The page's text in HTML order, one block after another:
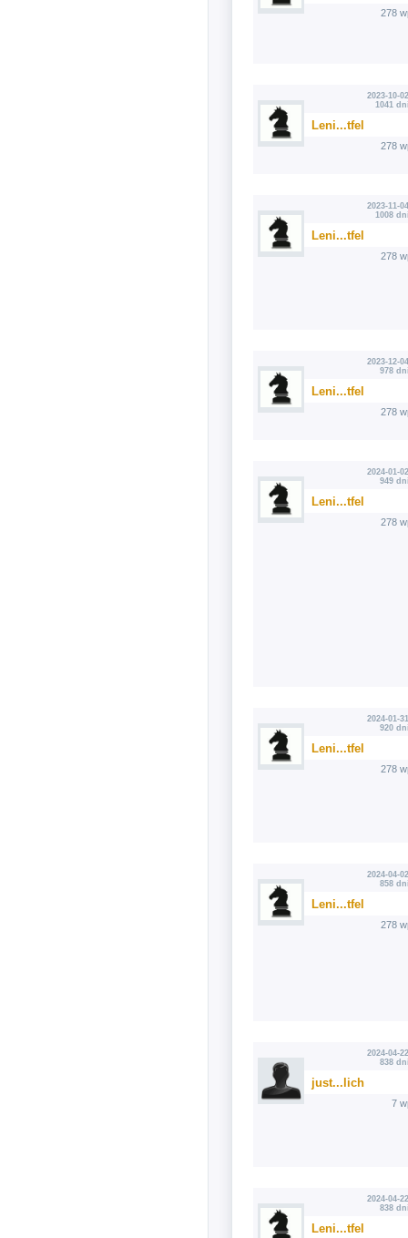
278
2023-10-
1041
Leni...tfel
278
2023-11-
1008
Leni...tfel
278
2023-12-
978
Leni...tfel
278
2024-01-
949
Leni...tfel
278
2024-01-
920
Leni...tfel
278
2024-04-
858
Leni...tfel
278
2024-04-
838
just...lich
7
2024-04-
838
Leni...tfel